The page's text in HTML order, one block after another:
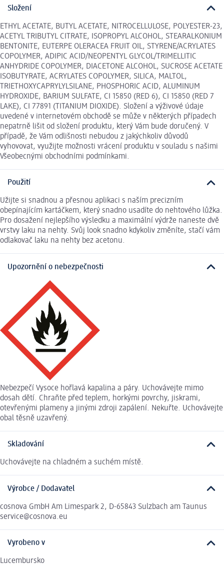
Složení
ETHYL ACETATE, BUTYL ACETATE, NITROCELLULOSE, POLYESTER-23,
ACETYL TRIBUTYL CITRATE, ISOPROPYL ALCOHOL, STEARALKONIUM
BENTONITE, EUTERPE OLERACEA FRUIT OIL, STYRENE/ACRYLATES
COPOLYMER, ADIPIC ACID/NEOPENTYL GLYCOL/TRIMELLITIC
ANHYDRIDE COPOLYMER, DIACETONE ALCOHOL, SUCROSE ACETATE
ISOBUTYRATE, ACRYLATES COPOLYMER, SILICA, MALTOL,
TRIETHOXYCAPRYLYLSILANE, PHOSPHORIC ACID, ALUMINUM
HYDROXIDE, BARIUM SULFATE, CI 15850 (RED 6), CI 15850 (RED 7
LAKE), CI 77891 (TITANIUM DIOXIDE). Složení a výživové údaje
uvedené v internetovém obchodě se může v některých případech
nepatrně lišit od složení produktu, který Vám bude doručený. V
případě, že Vám odlišnosti nebudou z jakýchkoliv důvodů
vyhovovat, využijte možnosti vrácení produktu v souladu s našimi
Všeobecnými obchodními podmínkami.
Použití
Užijte si snadnou a přesnou aplikaci s naším precizním
obepínajícím kartáčkem, který snadno usadíte do nehtového lůžka.
Pro dosažení nejlepšího výsledku a maximální výdrže naneste dvě
vrstvy laku na nehty. Svůj look snadno kdykoliv změníte, stačí vám
odlakovač laku na nehty bez acetonu.
Upozornění o nebezpečnosti
Nebezpečí Vysoce hořlavá kapalina a páry. Uchovávejte mimo
dosah dětí. Chraňte před teplem, horkými povrchy, jiskrami,
otevřenými plameny a jinými zdroji zapálení. Nekuřte. Uchovávejte
obal těsně uzavřený.
Skladování
Uchovávejte na chladném a suchém místě.
Výrobce / Dodavatel
cosnova GmbH Am Limespark 2, D-65843 Sulzbach am Taunus
service@cosnova.eu
Vyrobeno v
Lucembursko